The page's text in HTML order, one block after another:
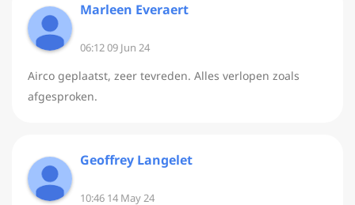
Marleen Everaert
06:12 09 Jun 24
Airco geplaatst, zeer tevreden. Alles verlopen zoals
afgesproken.
Geoffrey Langelet
10:46 14 May 24